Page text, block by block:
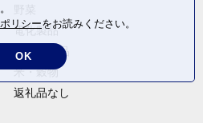
電化製品
卵・乳製品
米・穀物
返礼品なし
リシーをお読みください。
OK